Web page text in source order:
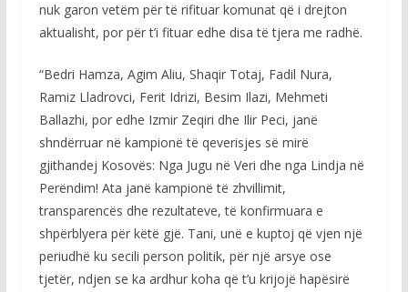
nuk garon vetëm për të rifituar komunat që i drejton
aktualisht, por për t’i fituar edhe disa të tjera me radhë.
“Bedri Hamza, Agim Aliu, Shaqir Totaj, Fadil Nura,
Ramiz Lladrovci, Ferit Idrizi, Besim Ilazi, Mehmeti
Ballazhi, por edhe Izmir Zeqiri dhe Ilir Peci, janë
shndërruar në kampionë të qeverisjes së mirë
gjithandej Kosovës: Nga Jugu në Veri dhe nga Lindja në
Perëndim! Ata janë kampionë të zhvillimit,
transparencës dhe rezultateve, të konfirmuara e
shpërblyera për këtë gjë. Tani, unë e kuptoj që vjen një
periudhë ku secili person politik, për një arsye ose
tjetër, ndjen se ka ardhur koha që t’u krijojë hapësirë